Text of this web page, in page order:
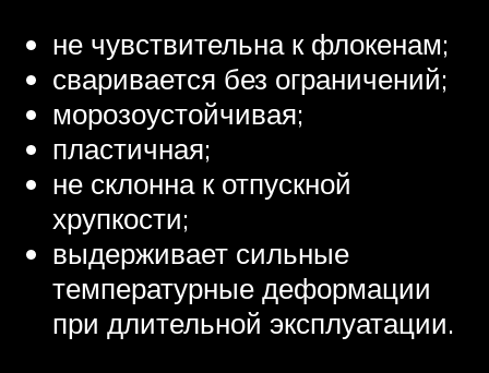
не чувствительна к флокенам;
сваривается без ограничений;
морозоустойчивая;
пластичная;
не склонна к отпускной
хрупкости;
выдерживает сильные
температурные деформации
при длительной эксплуатации.